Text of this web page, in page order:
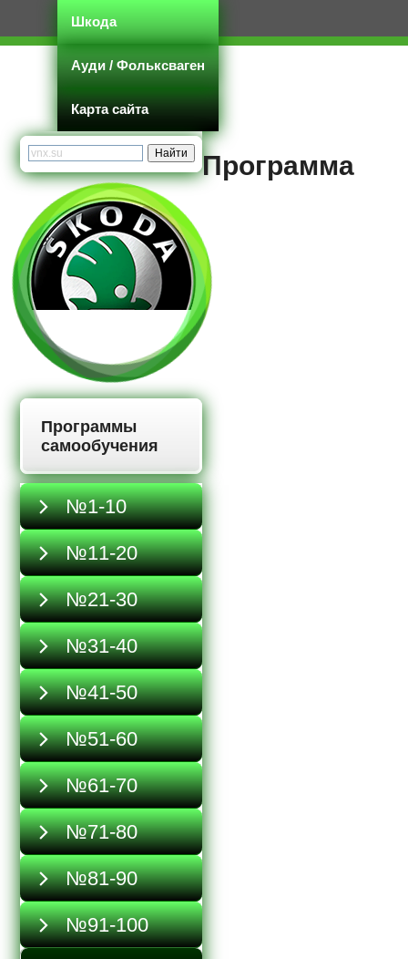
Шкода
Ауди / Фольксваген
Карта сайта
Программы
самообучения
№1-10
№11-20
№21-30
№31-40
№41-50
№51-60
№61-70
№71-80
№81-90
№91-100
Программа